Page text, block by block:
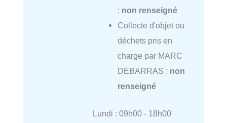
: non renseigné
Collecte d'objet ou
déchets pris en
charge par MARC
DEBARRAS : non
renseigné
Lundi : 09h00 - 18h00